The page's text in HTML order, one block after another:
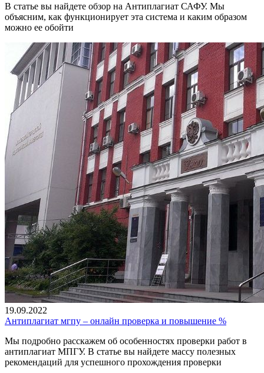
В статье вы найдете обзор на Антиплагиат САФУ. Мы
объясним, как функционирует эта система и каким образом
можно ее обойти
19.09.2022
Антиплагиат мгпу – онлайн проверка и повышение %
Мы подробно расскажем об особенностях проверки работ в
антиплагиат МПГУ. В статье вы найдете массу полезных
рекомендаций для успешного прохождения проверки